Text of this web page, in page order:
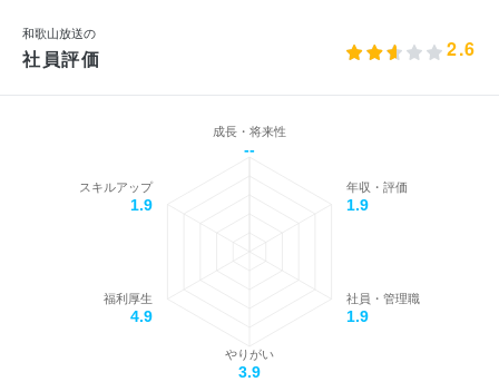
和歌山放送の
社員評価 2.6
成長・将来性
--
年収・評価
1.9
社員・管理職
1.9
やりがい
3.9
福利厚生
4.9
スキルアップ
1.9